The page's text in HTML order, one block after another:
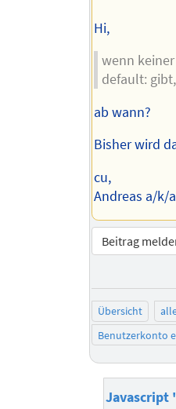
Hi,
wenn
default:
ab wann?
Bisher wird
cu,
Andreas a/k/
Beitrag
Übersicht
Benutzerkonto
Javascript